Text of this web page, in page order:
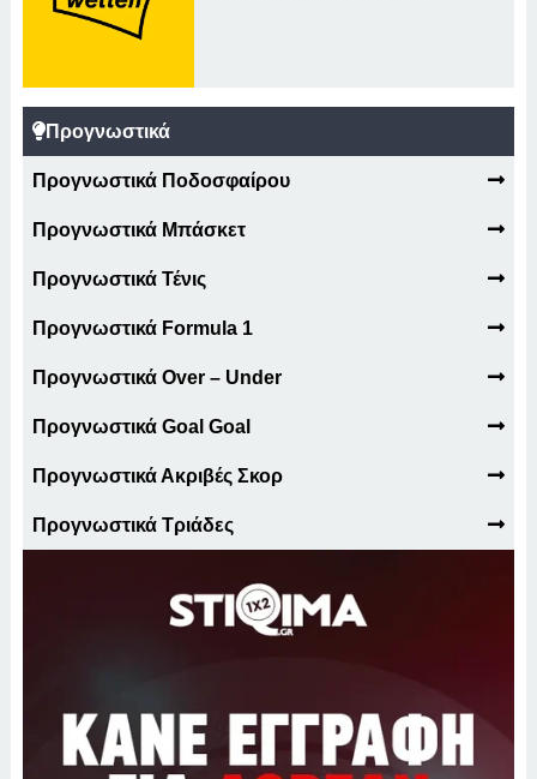
Προγνωστικά
Προγνωστικά Ποδοσφαίρου
Προγνωστικά Μπάσκετ
Προγνωστικά Τένις
Προγνωστικά Formula 1
Προγνωστικά Over – Under
Προγνωστικά Goal Goal
Προγνωστικά Ακριβές Σκορ
Προγνωστικά Τριάδες